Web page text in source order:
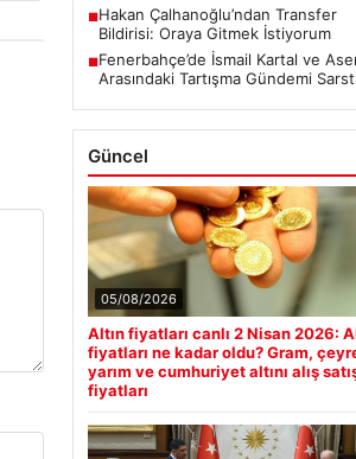
■Hakan Çalhanoğlu’ndan Transfer
Bildirisi: Oraya Gitmek İstiyorum
■Fenerbahçe’de İsmail Kartal ve
Arasındaki Tartışma Gündemi Sarstı
Güncel
05/08/2026
Altın fiyatları canlı 2 Nisan 2026:
fiyatları ne kadar oldu? Gram,
yarım ve cumhuriyet altını alış
fiyatları